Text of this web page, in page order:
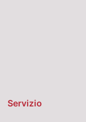
Servizio